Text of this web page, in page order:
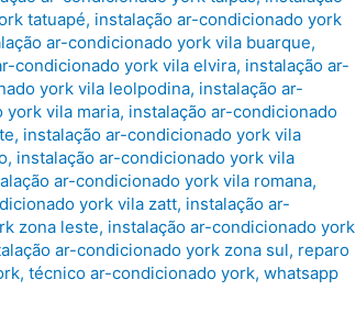
tatuapé, instalação ar-condicionado york
ar-condicionado york vila buarque,
condicionado york vila elvira, instalação ar-
york vila leolpodina, instalação ar-
york vila maria, instalação ar-condicionado
, instalação ar-condicionado york vila
, instalação ar-condicionado york vila
ar-condicionado york vila romana,
york vila zatt, instalação ar-
zona leste, instalação ar-condicionado york
ar-condicionado york zona sul, reparo
, técnico ar-condicionado york, whatsapp